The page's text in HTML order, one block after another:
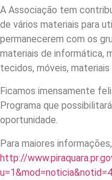
A Associação tem
de vários materiais para
permanecerem com os
materiais de informática,
tecidos, móveis,
Ficamos imensamente
Programa que
oportunidade.
Para maiores
http://